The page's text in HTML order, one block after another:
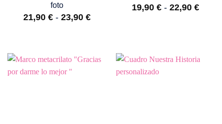
foto
21,90 € - 23,90 €Rango
hasta
19,90 € - 22,90 €